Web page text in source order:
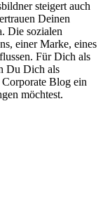
steigert auch
Deinen
Die sozialen
einer Marke, eines
Für Dich als
Du Dich als
Blog ein
möchtest.